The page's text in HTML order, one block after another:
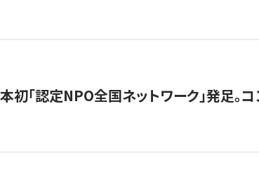
初「認定NPO全国ネットワーク」発足。